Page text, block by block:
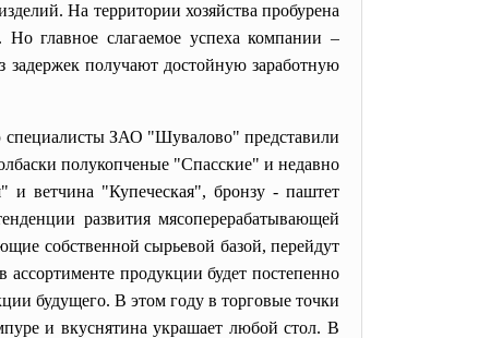
На территории хозяйства пробурена
главное слагаемое успеха компании –
задержек получают достойную заработную
специалисты ЗАО "Шувалово" представили
полукопченые "Спасские" и недавно
и ветчина "Купеческая", бронзу - паштет
развития мясоперерабатывающей
собственной сырьевой базой, перейдут
продукции будет постепенно
будущего. В этом году в торговые точки
и вкуснятина украшает любой стол. В